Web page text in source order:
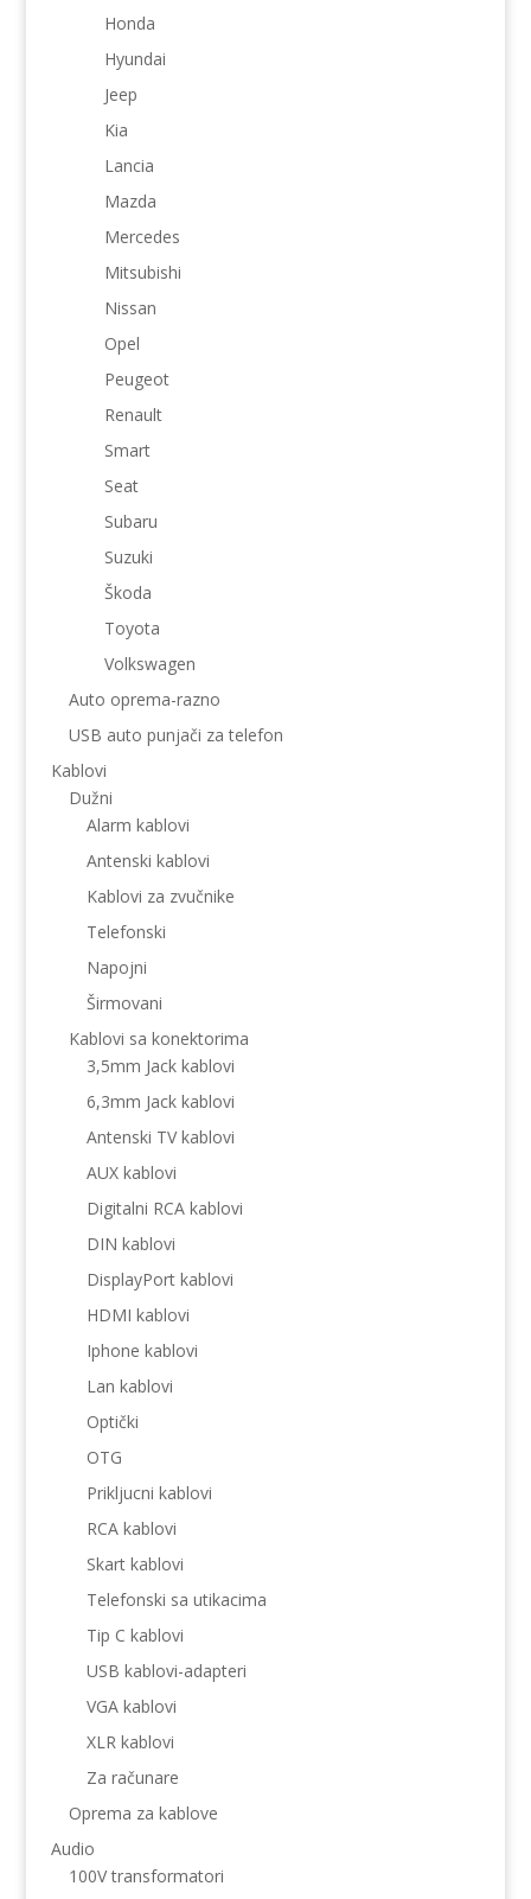
Honda
Hyundai
Jeep
Kia
Lancia
Mazda
Mercedes
Mitsubishi
Nissan
Opel
Peugeot
Renault
Smart
Seat
Subaru
Suzuki
Škoda
Toyota
Volkswagen
Auto oprema-razno
USB auto punjači za telefon
Kablovi
Dužni
Alarm kablovi
Antenski kablovi
Kablovi za zvučnike
Telefonski
Napojni
Širmovani
Kablovi sa konektorima
3,5mm Jack kablovi
6,3mm Jack kablovi
Antenski TV kablovi
AUX kablovi
Digitalni RCA kablovi
DIN kablovi
DisplayPort kablovi
HDMI kablovi
Iphone kablovi
Lan kablovi
Optički
OTG
Prikljucni kablovi
RCA kablovi
Skart kablovi
Telefonski sa utikacima
Tip C kablovi
USB kablovi-adapteri
VGA kablovi
XLR kablovi
Za računare
Oprema za kablove
Audio
100V transformatori